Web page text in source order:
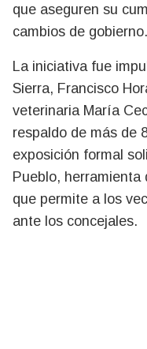
que aseguren su
cambios de gobierno.
La iniciativa fue
Sierra, Francisco
veterinaria María
respaldo de más de
exposición formal
Pueblo, herramienta
que permite a los
ante los concejales.